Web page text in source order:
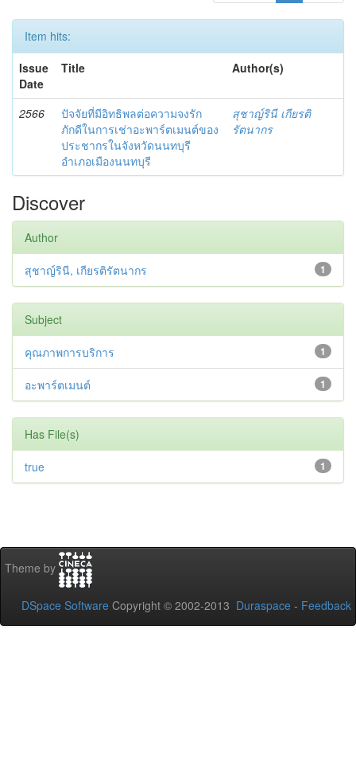
Item hits:
Issue
Date
Title Author(s)
2566
ปัจจัยที่มีอิทธิพลต่อความจงรัก
ภักดีในการเช่าอะพาร์ตเมนต์ของ
ประชากรในจังหวัดนนทบุรี
อำเภอเมืองนนทบุรี
สุชาญ์รินี เกียรติ
รัตนากร
Discover
Author
1
สุชาญ์รินี, เกียรติรัตนากร
Subject
1
คุณภาพการบริการ
1
อะพาร์ตเมนต์
Has File(s)
1
true
Theme by
DSpace Software Copyright © 2002-2013 Duraspace - Feedback